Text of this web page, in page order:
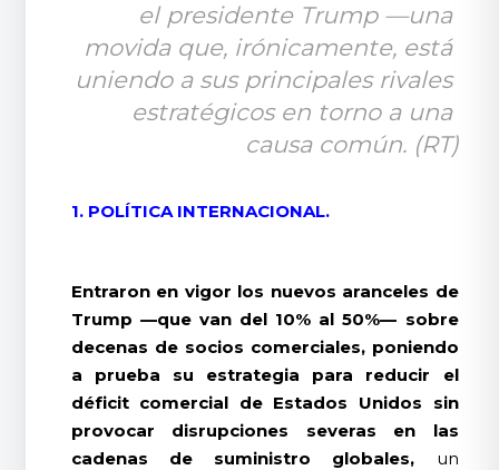
el presidente Trump —una
movida que, irónicamente, está
uniendo a sus principales rivales
estratégicos en torno a una
causa común. (RT)
1. POLÍTICA INTERNACIONAL.
Entraron en vigor los nuevos aranceles de
Trump —que van del 10% al 50%— sobre
decenas de socios comerciales, poniendo
a prueba su estrategia para reducir el
déficit comercial de Estados Unidos sin
provocar disrupciones severas en las
cadenas de suministro globales, un